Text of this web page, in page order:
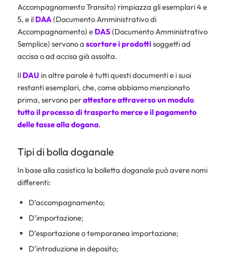
Accompagnamento Transito) rimpiazza gli esemplari 4 e
5, e il DAA(Documento Amministrativo di
Accompagnamento) e DAS(Documento Amministrativo
Semplice) servono a scortare i prodottisoggetti ad
accisa o ad accisa già assolta.
Il DAU in altre parole è tutti questi documenti e i suoi
restanti esemplari, che, come abbiamo menzionato
prima, servono perattestare attraverso un modulo
tutto il processo di trasporto merce e il pagamento
delle tasse alla dogana.
Tipi di bolla doganale
In base alla casistica la bolletta doganale può avere nomi
differenti:
D’accompagnamento;
D’importazione;
D’esportazione o temporanea importazione;
D’introduzione in deposito;